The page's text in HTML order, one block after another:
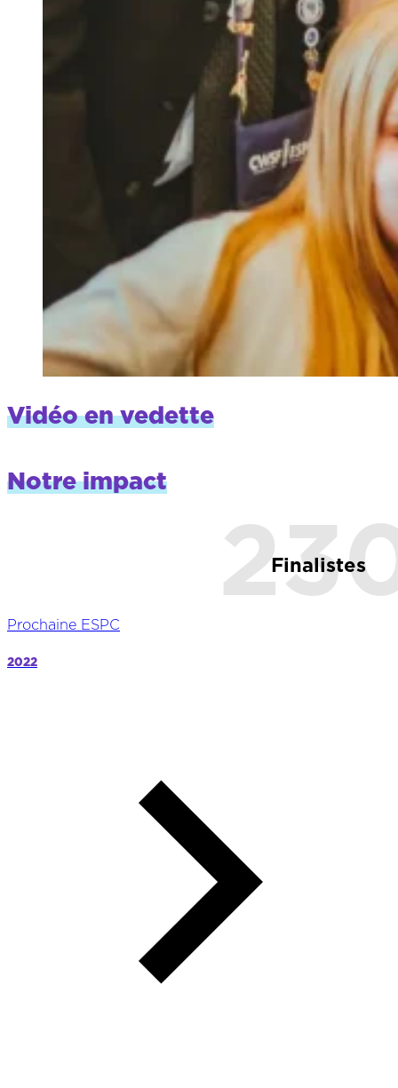
Vidéo en vedette
Notre impact
Finalistes
Prochaine ESPC
2022